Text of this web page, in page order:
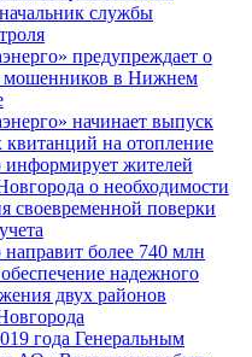
службы
предупреждает о
мошенников в Нижнем
начинает выпуск
квитанций на отопление
информирует жителей
о необходимости
своевременной поверки
более 740 млн
надежного
двух районов
года Генеральным